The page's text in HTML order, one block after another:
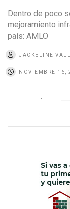
Dentro de poco
mejoramiento
país: AMLO
JACKELINE
NOVIEMBRE 16,
1